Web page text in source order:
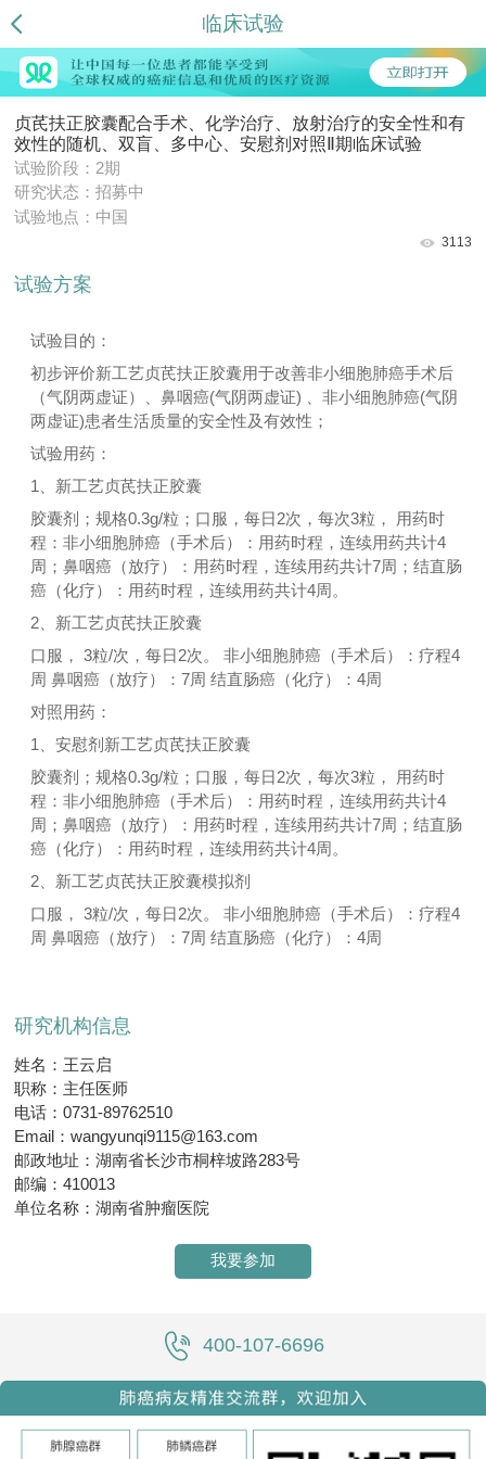
临床试验
贞芪扶正胶囊配合手术、化学治疗、放射治疗的安全性和有
效性的随机、双盲、多中心、安慰剂对照Ⅱ期临床试验
试验阶段：2期
研究状态：招募中
试验地点：中国
3113
试验方案
试验目的：
初步评价新工艺贞芪扶正胶囊用于改善非小细胞肺癌手术后
（气阴两虚证）、鼻咽癌(气阴两虚证) 、非小细胞肺癌(气阴
两虚证)患者生活质量的安全性及有效性；
试验用药：
1、新工艺贞芪扶正胶囊
胶囊剂；规格0.3g/粒；口服，每日2次，每次3粒， 用药时
程：非小细胞肺癌（手术后）：用药时程，连续用药共计4
周；鼻咽癌（放疗）：用药时程，连续用药共计7周；结直肠
癌（化疗）：用药时程，连续用药共计4周。
2、新工艺贞芪扶正胶囊
口服， 3粒/次，每日2次。 非小细胞肺癌（手术后）：疗程4
周 鼻咽癌（放疗）：7周 结直肠癌（化疗）：4周
对照用药：
1、安慰剂新工艺贞芪扶正胶囊
胶囊剂；规格0.3g/粒；口服，每日2次，每次3粒， 用药时
程：非小细胞肺癌（手术后）：用药时程，连续用药共计4
周；鼻咽癌（放疗）：用药时程，连续用药共计7周；结直肠
癌（化疗）：用药时程，连续用药共计4周。
2、新工艺贞芪扶正胶囊模拟剂
口服， 3粒/次，每日2次。 非小细胞肺癌（手术后）：疗程4
周 鼻咽癌（放疗）：7周 结直肠癌（化疗）：4周
研究机构信息
姓名：王云启
职称：主任医师
电话：0731-89762510
Email：wangyunqi9115@163.com
邮政地址：湖南省长沙市桐梓坡路283号
邮编：410013
单位名称：湖南省肿瘤医院
我要参加
400-107-6696